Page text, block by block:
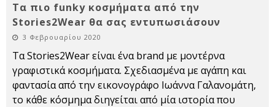
Τα πιο funky κοσμήματα από την
Stories2Wear θα σας εντυπωσιάσουν
3 Φεβρουαρίου 2020
Τα Stories2Wear είναι ένα brand με μοντέρνα
γραφιστικά κοσμήματα. Σχεδιασμένα με αγάπη και
φαντασία από την εικονογράφο Ιωάννα Γαλανομάτη,
το κάθε κόσμημα διηγείται από μία ιστορία που